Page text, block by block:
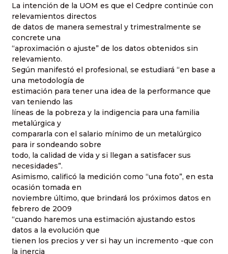
La intención de la UOM es que el Cedpre continúe con
relevamientos directos
de datos de manera semestral y trimestralmente se
concrete una
“aproximación o ajuste” de los datos obtenidos sin
relevamiento.
Según manifestó el profesional, se estudiará “en base a
una metodología de
estimación para tener una idea de la performance que
van teniendo las
líneas de la pobreza y la indigencia para una familia
metalúrgica y
compararla con el salario mínimo de un metalúrgico
para ir sondeando sobre
todo, la calidad de vida y si llegan a satisfacer sus
necesidades”.
Asimismo, calificó la medición como “una foto”, en esta
ocasión tomada en
noviembre último, que brindará los próximos datos en
febrero de 2009
“cuando haremos una estimación ajustando estos
datos a la evolución que
tienen los precios y ver si hay un incremento -que con
la inercia